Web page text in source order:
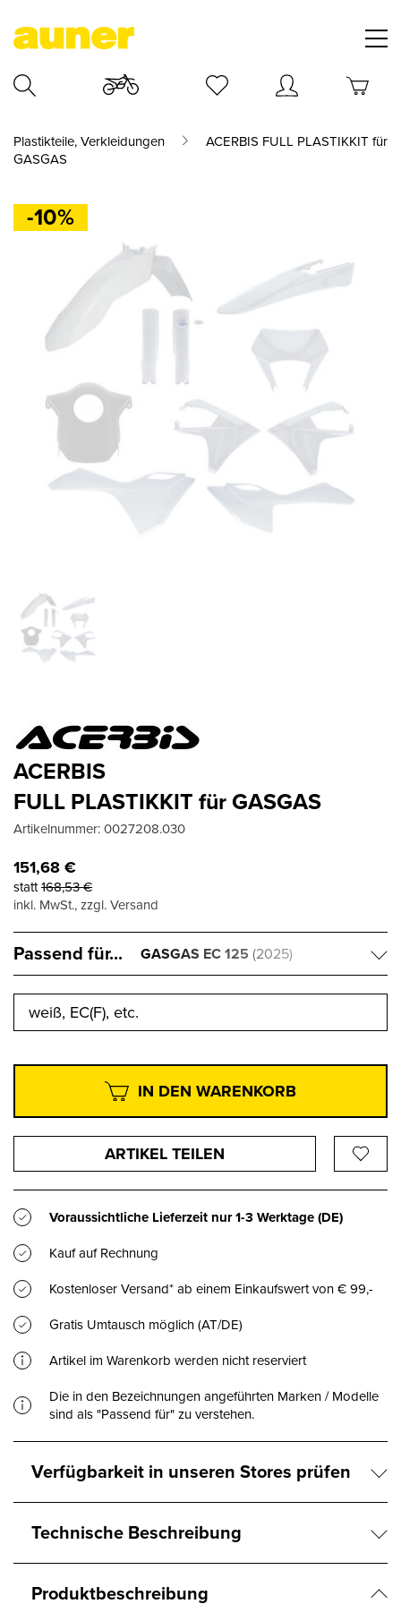
Plastikteile, Verkleidungen
ACERBIS FULL PLASTIKKIT für
GASGAS
-10%
ACERBIS
FULL PLASTIKKIT für GASGAS
Artikelnummer:0027208.030
151,68€
statt168,53€
inkl. MwSt., zzgl. Versand
Passend für... GASGAS EC 125 (2025)
weiß, EC(F), etc.
IN DEN WARENKORB
ARTIKEL TEILEN
Voraussichtliche Lieferzeit nur1-3 Werktage(DE)
Kauf auf Rechnung
Kostenloser Versand* ab einem Einkaufswert von € 99,-
Gratis Umtausch möglich (AT/DE)
Artikel im Warenkorb werden nicht reserviert
Die in den Bezeichnungen angeführten Marken / Modelle
sind als "Passend für" zu verstehen.
Verfügbarkeit in unseren Stores prüfen
Technische Beschreibung
Produktbeschreibung